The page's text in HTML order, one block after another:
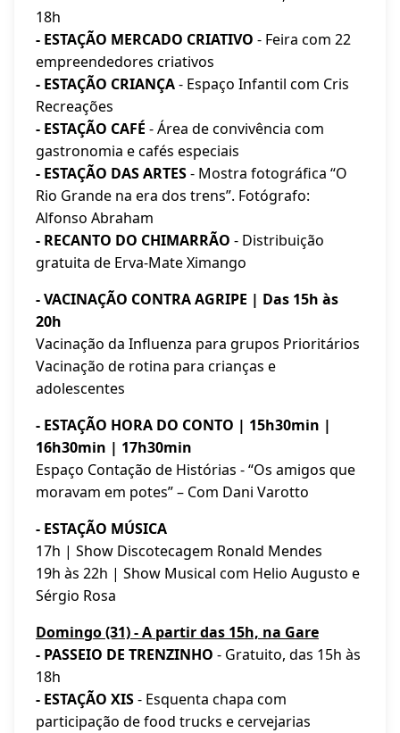
18h
- ESTAÇÃO MERCADO CRIATIVO - Feira com 22
empreendedores criativos
- ESTAÇÃO CRIANÇA- Espaço Infantil com Cris
Recreações
- ESTAÇÃO CAFÉ - Área de convivência com
gastronomia e cafés especiais
- ESTAÇÃO DAS ARTES- Mostra fotográfica “O
Rio Grande na era dos trens”. Fotógrafo:
Alfonso Abraham
- RECANTO DO CHIMARRÃO - Distribuição
gratuita de Erva-Mate Ximango
- VACINAÇÃO CONTRA AGRIPE | Das 15h às
20h
Vacinação da Influenza para grupos Prioritários
Vacinação de rotina para crianças e
adolescentes
- ESTAÇÃO HORA DO CONTO | 15h30min |
16h30min | 17h30min
Espaço Contação de Histórias - “Os amigos que
moravam em potes” – Com Dani Varotto
- ESTAÇÃO MÚSICA
17h | Show Discotecagem Ronald Mendes
19h às 22h | Show Musical com Helio Augusto e
Sérgio Rosa
Domingo (31) - A partir das 15h, na Gare
- PASSEIO DE TRENZINHO - Gratuito, das 15h às
18h
- ESTAÇÃO XIS- Esquenta chapa com
participação de food trucks e cervejarias